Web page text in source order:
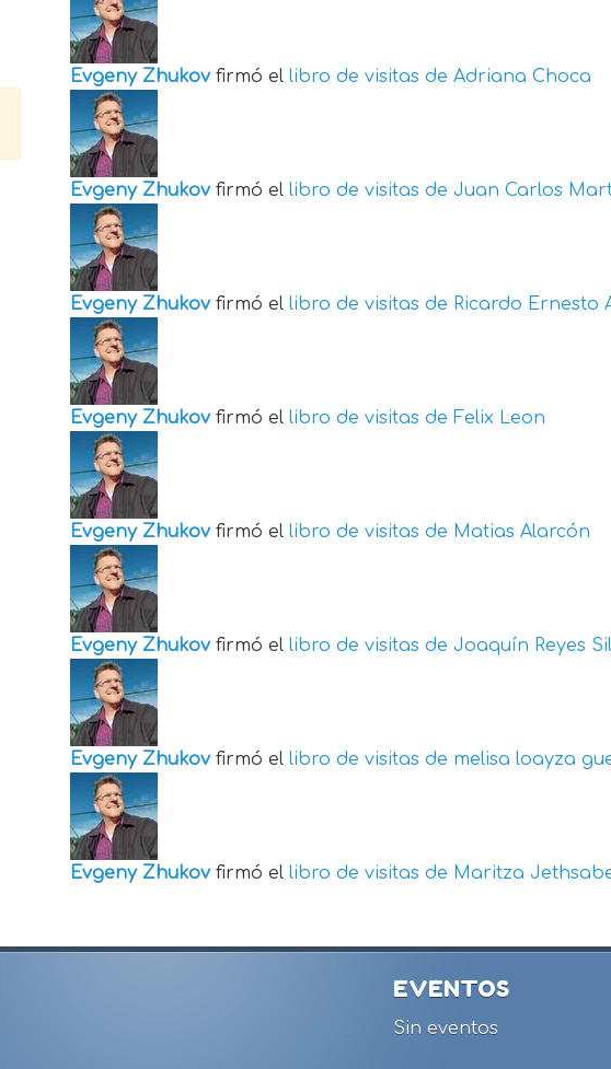
Evgeny Zhukov firmó el libro de visitas de Adriana Choca
Evgeny Zhukov firmó el libro de visitas de Juan Carlos
Evgeny Zhukov firmó el libro de visitas de Ricardo Ernesto
Evgeny Zhukov firmó el libro de visitas de Felix Leon
Evgeny Zhukov firmó el libro de visitas de Matias Alarcón
Evgeny Zhukov firmó el libro de visitas de Joaquín Reyes
Evgeny Zhukov firmó el libro de visitas de melisa loayza
Evgeny Zhukov firmó el libro de visitas de Maritza
EVENTOS
Sin eventos